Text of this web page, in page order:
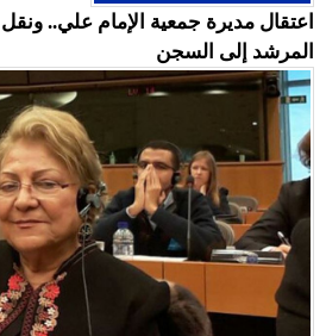
اعتقال مديرة جمعية الإمام علي..
المرشد إلى السجن